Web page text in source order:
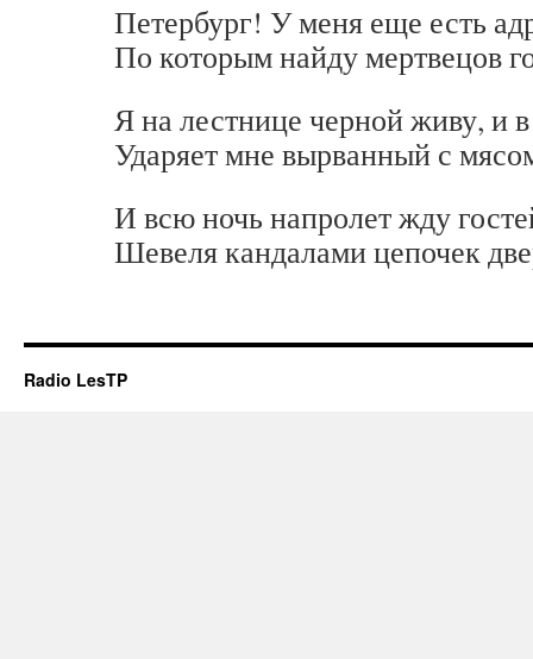
Петербург! У меня еще есть
По которым найду мертвецов
Я на лестнице черной живу, и
Ударяет мне вырванный с
И всю ночь напролет жду
Шевеля кандалами цепочек
Radio LesTP